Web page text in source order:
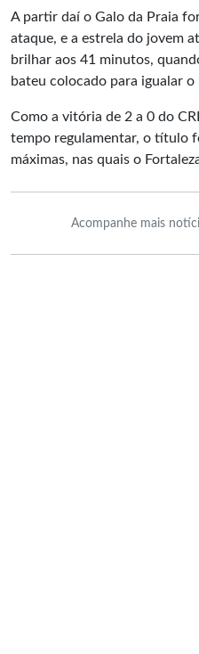
A partir daí o Galo da Praia
ataque, e a estrela do jovem
brilhar aos 41 minutos,
bateu colocado para igualar o
Como a vitória de 2 a 0 do
tempo regulamentar, o título
máximas, nas quais o
Acompanhe mais